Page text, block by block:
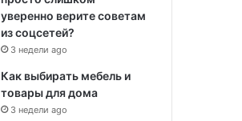
уверенно верите советам
из соцсетей?
3 недели ago
Как выбирать мебель и
товары для дома
3 недели ago